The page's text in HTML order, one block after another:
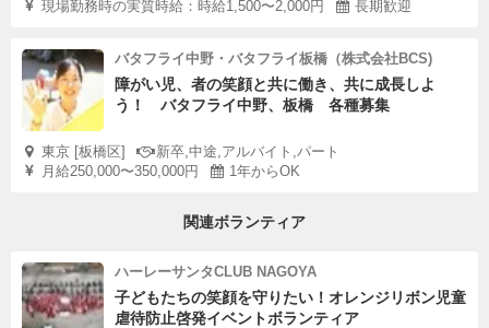
現場勤務時の実質時給：時給1,500〜2,000円
長期歓迎
バタフライ中野・バタフライ板橋（株式会社BCS)
障がい児、者の笑顔と共に働き、共に成長しよ
う！ バタフライ中野、板橋 各種募集
東京 [板橋区]
新卒,中途,アルバイト,パート
月給250,000〜350,000円
1年からOK
関連ボランティア
ハーレーサンタCLUB NAGOYA
子どもたちの笑顔を守りたい！オレンジリボン児童
虐待防止啓発イベントボランティア